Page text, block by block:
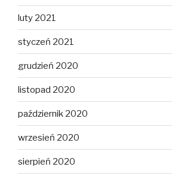
luty 2021
styczeń 2021
grudzień 2020
listopad 2020
październik 2020
wrzesień 2020
sierpień 2020